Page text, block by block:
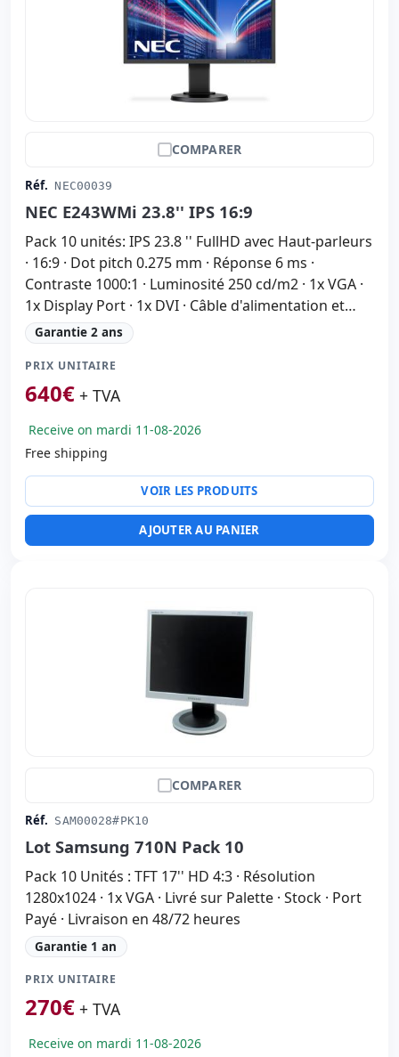
COMPARER
Réf. NEC00039
NEC E243WMi 23.8'' IPS 16:9
Pack 10 unités: IPS 23.8 '' FullHD avec Haut-parleurs
· 16:9 · Dot pitch 0.275 mm · Réponse 6 ms ·
Contraste 1000:1 · Luminosité 250 cd/m2 · 1x VGA ·
1x Display Port · 1x DVI · Câble d'alimentation et
VGA inclus
Garantie 2 ans
PRIX UNITAIRE
640€ + TVA
Receive on mardi 11-08-2026
Free shipping
VOIR LES PRODUITS
AJOUTER AU PANIER
COMPARER
Réf. SAM00028#PK10
Lot Samsung 710N Pack 10
Pack 10 Unités : TFT 17'' HD 4:3 · Résolution
1280x1024 · 1x VGA · Livré sur Palette · Stock · Port
Payé · Livraison en 48/72 heures
Garantie 1 an
PRIX UNITAIRE
270€ + TVA
Receive on mardi 11-08-2026